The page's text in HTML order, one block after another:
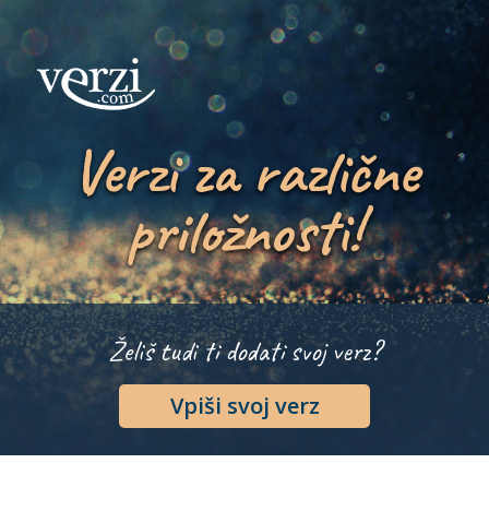
Verzi za različne
priložnosti!
Želiš tudi ti dodati svoj verz?
Vpiši svoj verz